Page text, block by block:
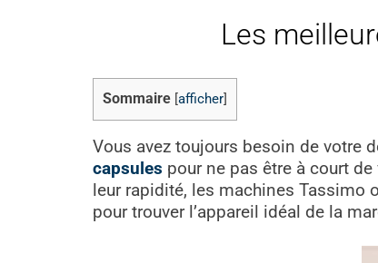
Les
Sommaire afficher
Vous avez toujours besoin de votre
capsules pour ne pas être à court
leur rapidité, les machines Tassimo
pour trouver l’appareil idéal de la